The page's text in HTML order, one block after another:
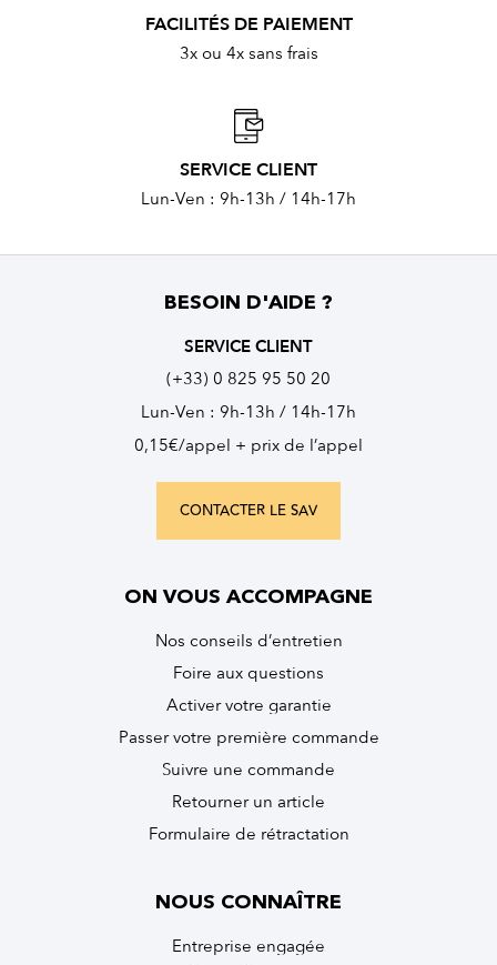
FACILITÉS DE PAIEMENT
3x ou 4x sans frais
SERVICE CLIENT
Lun-Ven : 9h-13h / 14h-17h
BESOIN D'AIDE ?
SERVICE CLIENT
(+33) 0 825 95 50 20
Lun-Ven : 9h-13h / 14h-17h
0,15€/appel + prix de l’appel
CONTACTER LE SAV
ON VOUS ACCOMPAGNE
Nos conseils d’entretien
Foire aux questions
Activer votre garantie
Passer votre première commande
Suivre une commande
Retourner un article
Formulaire de rétractation
NOUS CONNAÎTRE
Entreprise engagée